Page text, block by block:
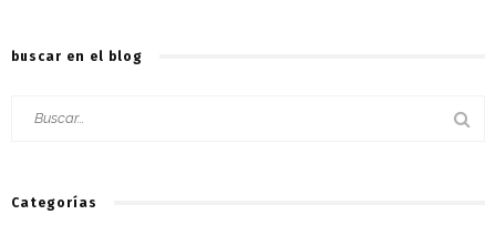
buscar en el blog
Categorías